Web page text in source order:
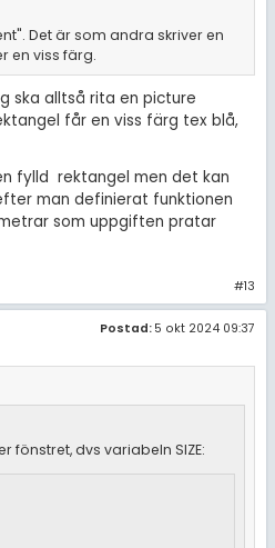
Det är som andra skriver en
en viss färg.
ska alltså rita en picture
får en viss färg tex blå,
fylld rektangel men det kan
man definierat funktionen
som uppgiften pratar
#13
Postad: 5 okt 2024 09:37
fönstret, dvs variabeln SIZE: